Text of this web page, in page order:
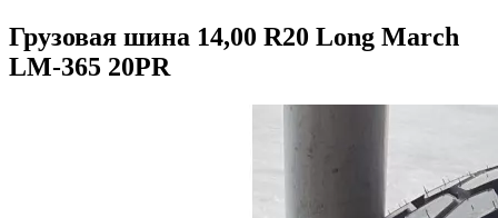
Грузовая шина 14,00 R20 Long March
LM-365 20PR